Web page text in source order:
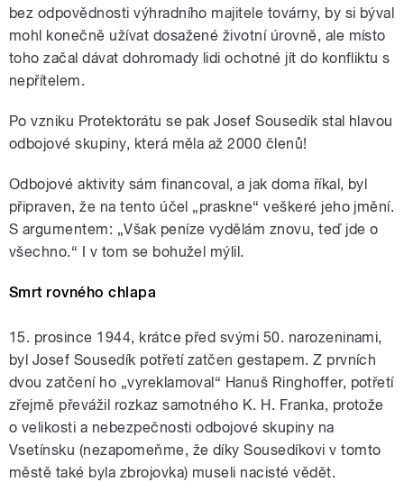
bez odpovědnosti výhradního majitele továrny, by si býval
mohl konečně užívat dosažené životní úrovně, ale místo
toho začal dávat dohromady lidi ochotné jít do konfliktu s
nepřítelem.
Po vzniku Protektorátu se pak Josef Sousedík stal hlavou
odbojové skupiny, která měla až 2000 členů!
Odbojové aktivity sám financoval, a jak doma říkal, byl
připraven, že na tento účel „praskne“ veškeré jeho jmění.
S argumentem: „Však peníze vydělám znovu, teď jde o
všechno.“ I v tom se bohužel mýlil.
Smrt rovného chlapa
15. prosince 1944, krátce před svými 50. narozeninami,
byl Josef Sousedík potřetí zatčen gestapem. Z prvních
dvou zatčení ho „vyreklamoval“ Hanuš Ringhoffer, potřetí
zřejmě převážil rozkaz samotného K. H. Franka, protože
o velikosti a nebezpečnosti odbojové skupiny na
Vsetínsku (nezapomeňme, že díky Sousedíkovi v tomto
městě také byla zbrojovka) museli nacisté vědět.